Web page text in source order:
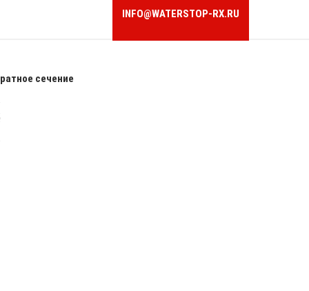
INFO@WATERSTOP-RX.RU
сечение